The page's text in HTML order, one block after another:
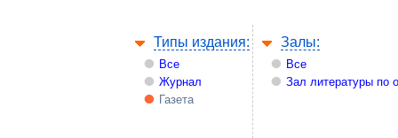
Типы издания:
Все
Журнал
Газета
Залы:
Все
Зал литературы по